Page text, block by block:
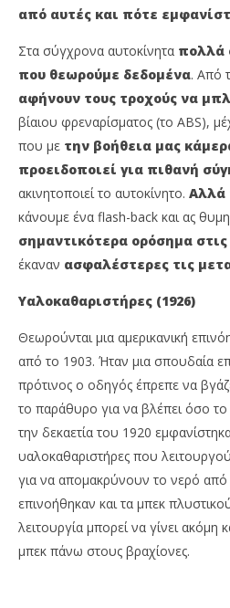
NOW
9+1 τεχνολογίες που
15
Μαρτίου,
2022
Cyprus
News
Team
από αυτές και πότε
Στα σύγχρονα αυτοκίνητα πολλά
που θεωρούμε δεδομένα. Από
αφήνουν τους τροχούς να
βίαιου φρεναρίσματος (το ABS),
που με την βοήθεια μας
προειδοποιεί για πιθανή
ακινητοποιεί το αυτοκίνητο. Αλλά
κάνουμε ένα flash-back και ας
σημαντικότερα ορόσημα στις
έκαναν ασφαλέστερες τις
Υαλοκαθαριστήρες (1926)
Θεωρούνται μια αμερικανική
από το 1903. Ήταν μια σπουδαία
πρότινος ο οδηγός έπρεπε να
το παράθυρο για να βλέπει όσο
την δεκαετία του 1920
υαλοκαθαριστήρες που
για να απομακρύνουν το νερό από
επινοήθηκαν και τα μπεκ
λειτουργία μπορεί να γίνει
μπεκ πάνω στους βραχίονες.